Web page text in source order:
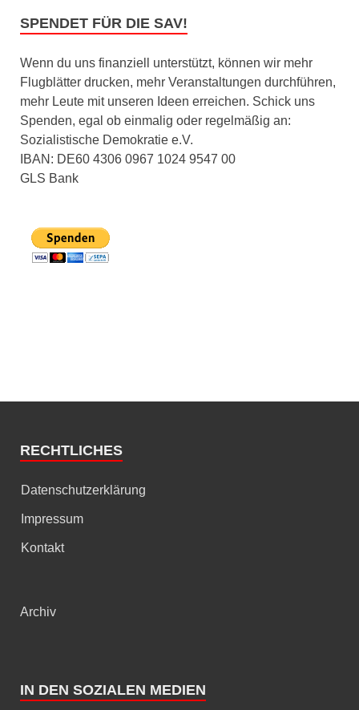
SPENDET FÜR DIE SAV!
Wenn du uns finanziell unterstützt, können wir mehr
Flugblätter drucken, mehr Veranstaltungen durchführen,
mehr Leute mit unseren Ideen erreichen. Schick uns
Spenden, egal ob einmalig oder regelmäßig an:
Sozialistische Demokratie e.V.
IBAN: DE60 4306 0967 1024 9547 00
GLS Bank
RECHTLICHES
Datenschutzerklärung
Impressum
Kontakt
Archiv
IN DEN SOZIALEN MEDIEN